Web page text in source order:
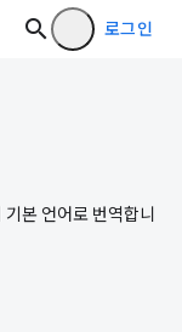
로그인
본 언어로 번역합니